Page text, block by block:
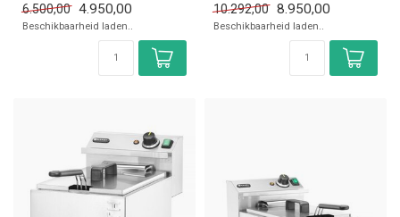
✓ 40...
6.500,00 4.950,00
Beschikbaarheid laden..
✓ Staand model
✓...
10.292,00 8.950,00
Beschikbaarheid laden..